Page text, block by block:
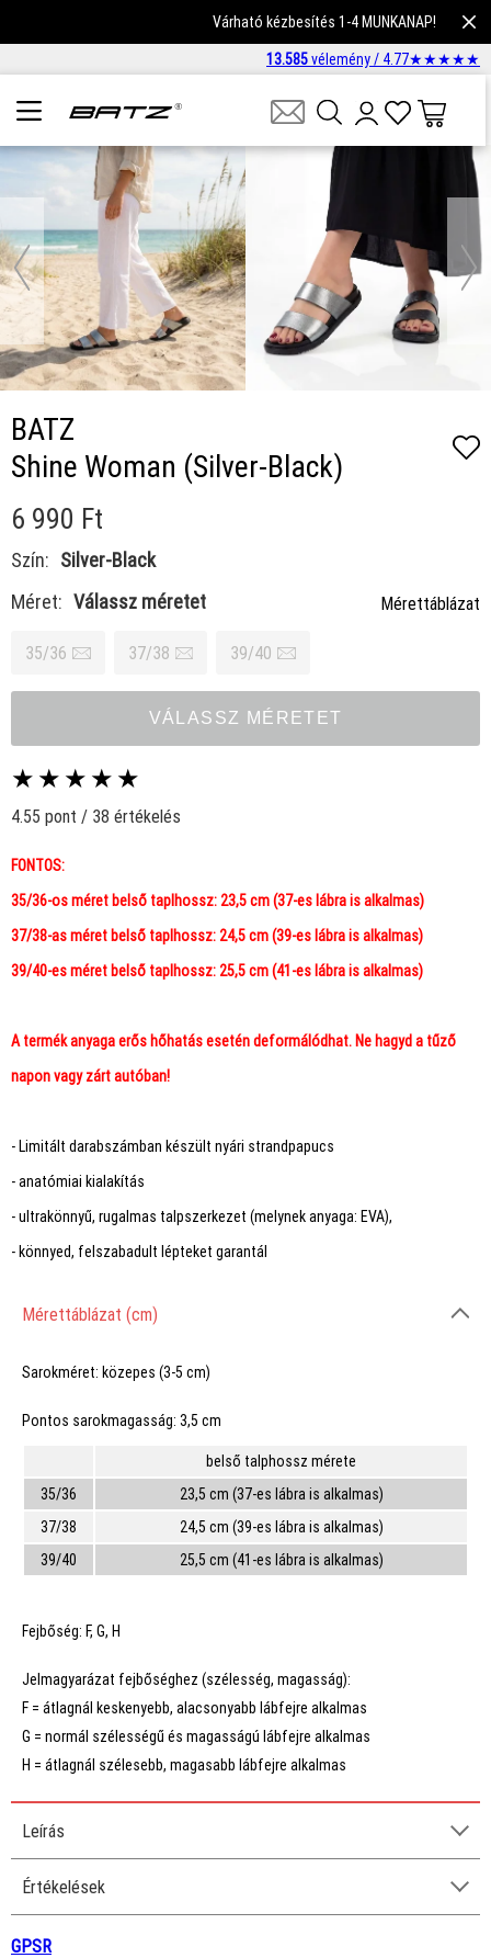
Várható kézbesítés 1-4 MUNKANAP!
13.585vélemény / 4.77★★★★★
BATZ
Shine Woman (Silver-Black)
6 990 Ft
Szín: Silver-Black
Méret: Válassz méretet Mérettáblázat
35/36 37/38 39/40
VÁLASSZ MÉRETET
★ ★ ★ ★ ★
4.55 pont / 38 értékelés
FONTOS:
35/36-os méret belső taplhossz: 23,5 cm (37-es lábra is alkalmas)
37/38-as méret belső taplhossz: 24,5 cm (39-es lábra is alkalmas)
39/40-es méret belső taplhossz: 25,5 cm (41-es lábra is alkalmas)
A termék anyaga erős hőhatás esetén deformálódhat. Ne hagyd a tűző
napon vagy zárt autóban!
- Limitált darabszámban készült nyári strandpapucs
- anatómiai kialakítás
- ultrakönnyű, rugalmas talpszerkezet (melynek anyaga: EVA),
- könnyed, felszabadult lépteket garantál
Mérettáblázat (cm)
Sarokméret: közepes (3-5 cm)
Pontos sarokmagasság: 3,5 cm
belső talphossz mérete
35/36
23,5 cm (37-es lábra is alkalmas)
37/38
24,5 cm (39-es lábra is alkalmas)
39/40
25,5 cm (41-es lábra is alkalmas)
Fejbőség: F, G, H
Jelmagyarázat fejbőséghez (szélesség, magasság):
F = átlagnál keskenyebb, alacsonyabb lábfejre alkalmas
G = normál szélességű és magasságú lábfejre alkalmas
H = átlagnál szélesebb, magasabb lábfejre alkalmas
Leírás
Értékelések
GPSR